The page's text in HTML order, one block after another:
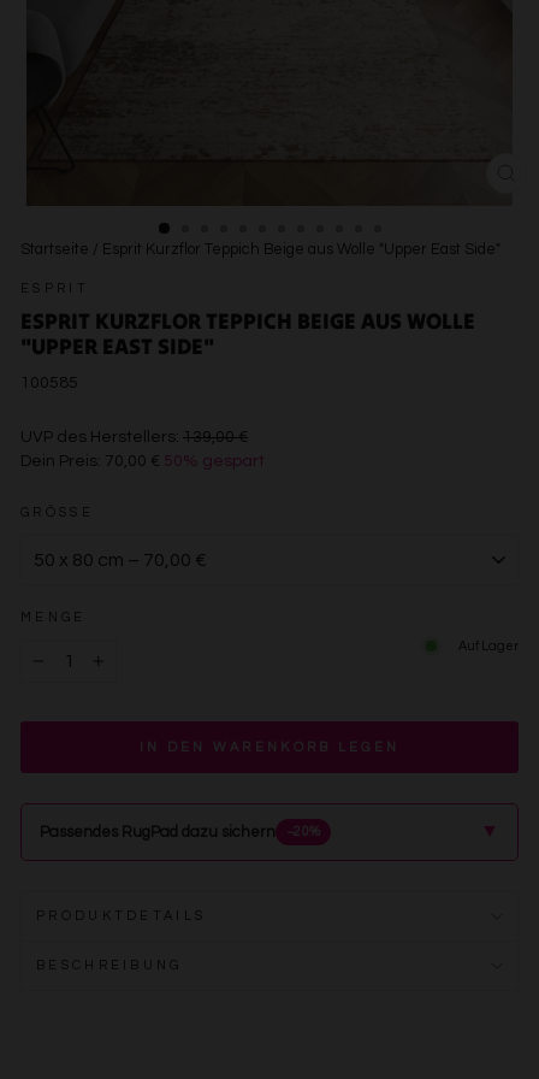
Startseite / Esprit Kurzflor Teppich Beige aus Wolle "Upper East Side"
ESPRIT
ESPRIT KURZFLOR TEPPICH BEIGE AUS WOLLE
"UPPER EAST SIDE"
100585
UVP des Herstellers: 139,00 €€139,00
Dein Preis: 70,00 € 50% gespart
GRÖSSE
MENGE
Auf Lager
IN DEN WARENKORB LEGEN
Passendes RugPad dazu sichern −20% ▲
PRODUKTDETAILS
BESCHREIBUNG